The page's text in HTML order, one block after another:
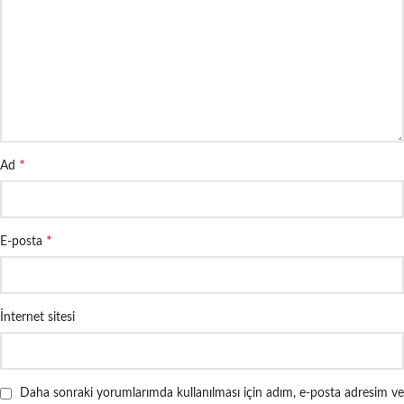
Ad *
E-posta *
İnternet sitesi
Daha sonraki yorumlarımda kullanılması için adım, e-posta adresim ve